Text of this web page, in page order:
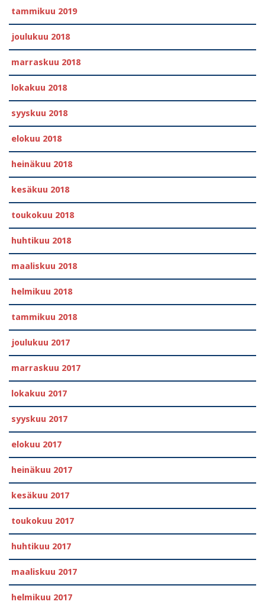
tammikuu 2019
joulukuu 2018
marraskuu 2018
lokakuu 2018
syyskuu 2018
elokuu 2018
heinäkuu 2018
kesäkuu 2018
toukokuu 2018
huhtikuu 2018
maaliskuu 2018
helmikuu 2018
tammikuu 2018
joulukuu 2017
marraskuu 2017
lokakuu 2017
syyskuu 2017
elokuu 2017
heinäkuu 2017
kesäkuu 2017
toukokuu 2017
huhtikuu 2017
maaliskuu 2017
helmikuu 2017